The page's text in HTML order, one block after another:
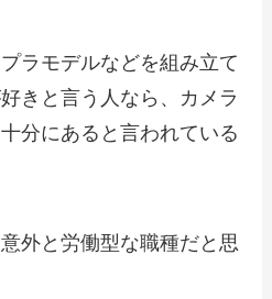
ラモデルなどを組み立て
きと言う人なら、カメラ
分にあると言われている
外と労働型な職種だと思